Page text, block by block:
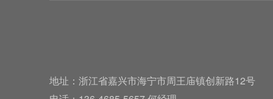
地址：浙江省嘉兴市海宁市周王庙镇创新路12号